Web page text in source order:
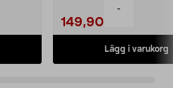
-
149,90
Lägg i varukorg